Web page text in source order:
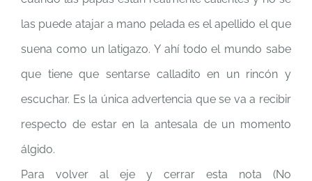
las puede atajar a mano pelada es el apellido el que
suena como un latigazo. Y ahí todo el mundo sabe
que tiene que sentarse calladito en un rincón y
escuchar. Es la única advertencia que se va a recibir
respecto de estar en la antesala de un momento
álgido.
Para volver al eje y cerrar esta nota (No